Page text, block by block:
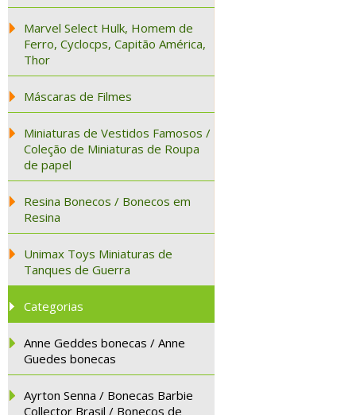
Marvel Select Hulk, Homem de
Ferro, Cyclocps, Capitão América,
Thor
Máscaras de Filmes
Miniaturas de Vestidos Famosos /
Coleção de Miniaturas de Roupa
de papel
Resina Bonecos / Bonecos em
Resina
Unimax Toys Miniaturas de
Tanques de Guerra
Categorias
Anne Geddes bonecas / Anne
Guedes bonecas
Ayrton Senna / Bonecas Barbie
Collector Brasil / Bonecos de